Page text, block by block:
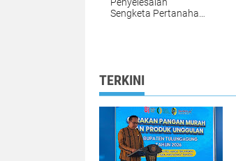
Penyelesaian
Sengketa Pertanahan:
TERKINI